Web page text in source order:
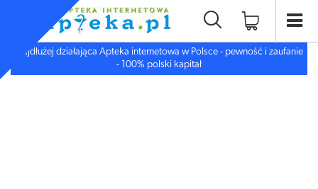
Najdłużej działająca Apteka internetowa w Polsce - pewność i zaufanie
- 100% polski kapitał